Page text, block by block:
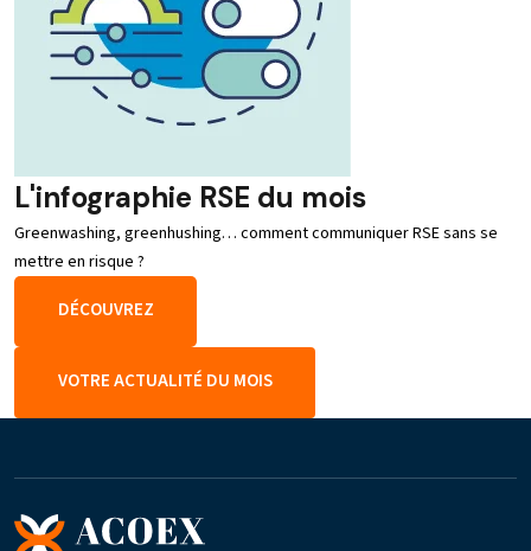
L'infographie RSE du mois
Greenwashing, greenhushing… comment communiquer RSE sans se
mettre en risque ?
DÉCOUVREZ
VOTRE ACTUALITÉ DU MOIS